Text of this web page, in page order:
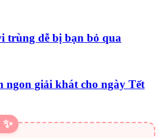
trùng dễ bị bạn bỏ qua
ngon giải khát cho ngày Tết